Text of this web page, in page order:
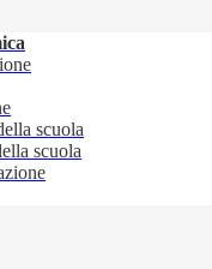
scuola
scuola